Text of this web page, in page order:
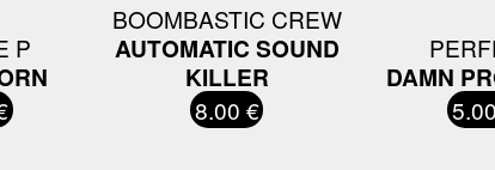
P
BOOMBASTIC CREW
AUTOMATIC SOUND
KILLER
8.00 €
DAMN